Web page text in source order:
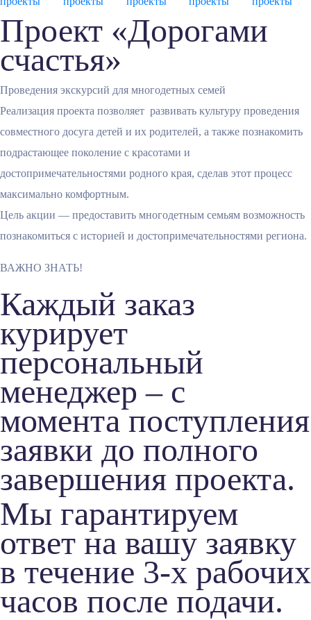
Проект «Дорогами
счастья»
Проведения экскурсий для многодетных семей
Реализация проекта позволяет развивать культуру проведения
совместного досуга детей и их родителей, а также познакомить
подрастающее поколение с красотами и
достопримечательностями родного края, сделав этот процесс
максимально комфортным.
Цель акции — предоставить многодетным семьям возможность
познакомиться с историей и достопримечательностями региона.
ВАЖНО ЗНАТЬ!
Каждый заказ
курирует
персональный
менеджер – с
момента поступления
заявки до полного
завершения проекта.
Мы гарантируем
ответ на вашу заявку
в течение 3-х рабочих
часов после подачи.